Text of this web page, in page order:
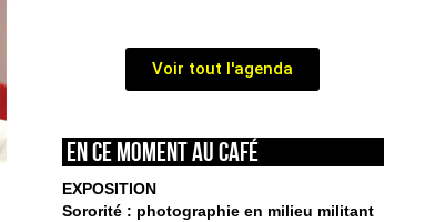
Voir tout l'agenda
En ce moment au café
EXPOSITION
Sororité : photographie en milieu militant